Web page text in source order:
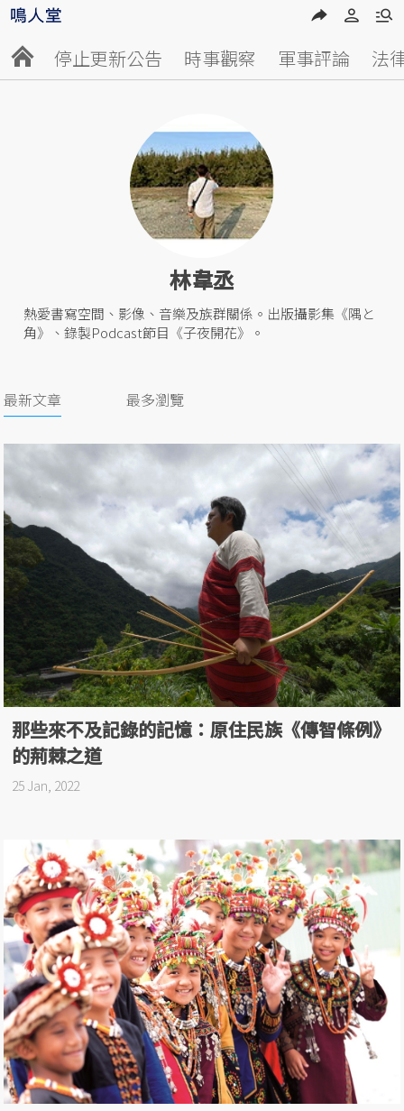
停止更新公告 時事觀察 軍事評論 法
林韋丞
熱愛書寫空間、影像、音樂及族群關係。出版攝影集《隅と
角》、錄製Podcast節目《子夜開花》。
最新文章 最多瀏覽
那些來不及記錄的記憶：原住民族《傳智條例》
的荊棘之道
25 Jan, 2022